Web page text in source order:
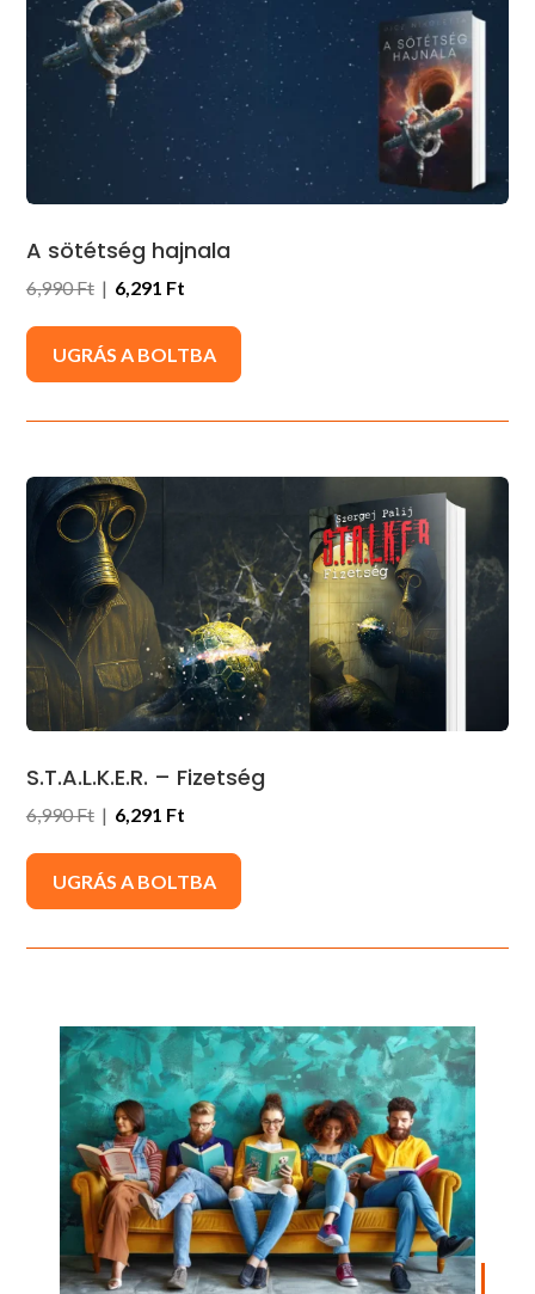
A sötétség hajnala
6,990 Ft| 6,291 Ft
UGRÁS A BOLTBA
S.T.A.L.K.E.R. – Fizetség
6,990 Ft| 6,291 Ft
UGRÁS A BOLTBA